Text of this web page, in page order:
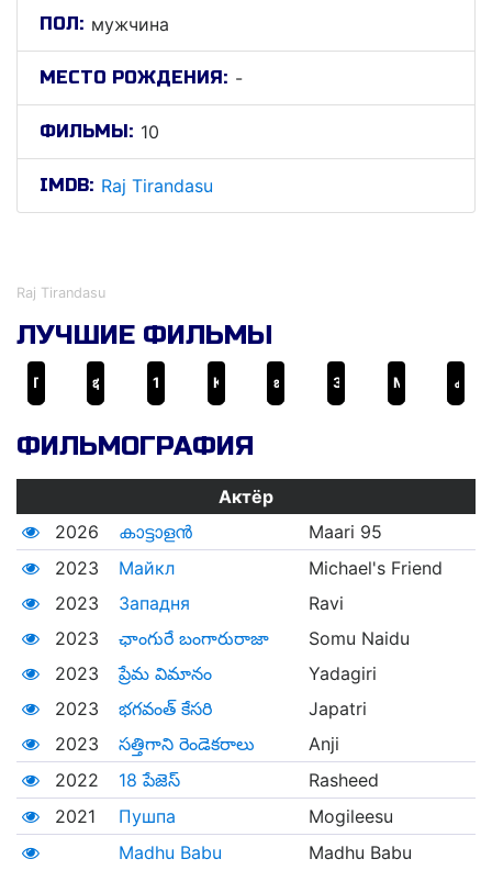
ПОЛ: мужчина
МЕСТО РОЖДЕНИЯ: -
ФИЛЬМЫ: 10
IMDB: Raj Tirandasu
Raj Tirandasu
ЛУЧШИЕ ФИЛЬМЫ
ФИЛЬМОГРАФИЯ
Актёр
2026
കാട്ടാളൻ
Maari 95
2023
Майкл
Michael's Friend
2023
Западня
Ravi
2023
ఛాంగురే బంగారురాజా
Somu Naidu
2023
ప్రేమ విమానం
Yadagiri
2023
భగవంత్ కేసరి
Japatri
2023
సత్తిగాని రెండెకరాలు
Anji
2022
18 పేజెస్
Rasheed
2021
Пушпа
Mogileesu
Madhu Babu
Madhu Babu